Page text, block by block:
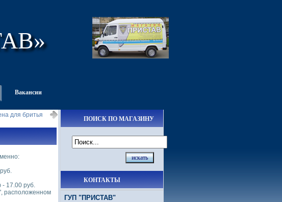
Вакансии
для бритья
- 17.00 руб.
расположенном
ПОИСК ПО МАГАЗИНУ
КОНТАКТЫ
ГУП "ПРИСТАВ"